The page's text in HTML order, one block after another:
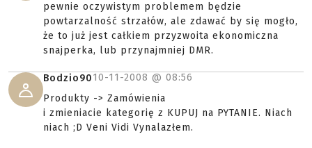
pewnie oczywistym problemem będzie
powtarzalność strzałów, ale zdawać by się mogło,
że to już jest całkiem przyzwoita ekonomiczna
snajperka, lub przynajmniej DMR.
Bodzio9010-11-2008 @ 08:56
Produkty -> Zamówienia
i zmieniacie kategorię z KUPUJ na PYTANIE. Niach
niach ;D Veni Vidi Vynalazłem.